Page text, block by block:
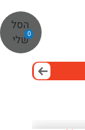
0
הסל
שלי